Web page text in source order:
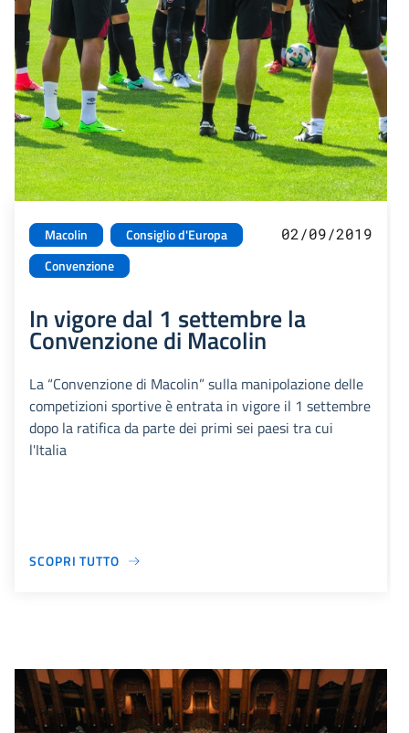
Macolin
Consiglio d'Europa
Convenzione
02/09/2019
In vigore dal 1 settembre la
Convenzione di Macolin
La “Convenzione di Macolin” sulla manipolazione delle
competizioni sportive è entrata in vigore il 1 settembre
dopo la ratifica da parte dei primi sei paesi tra cui
l'Italia
SCOPRI TUTTO